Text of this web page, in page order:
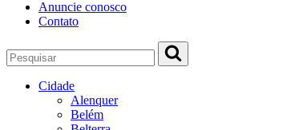
Anuncie conosco
Contato
Cidade
Alenquer
Belém